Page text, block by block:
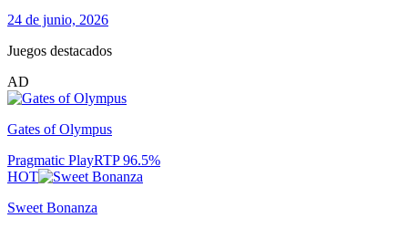
24 de junio, 2026
Juegos destacados
AD
Gates of Olympus
Pragmatic PlayRTP96.5%
HOT
Sweet Bonanza